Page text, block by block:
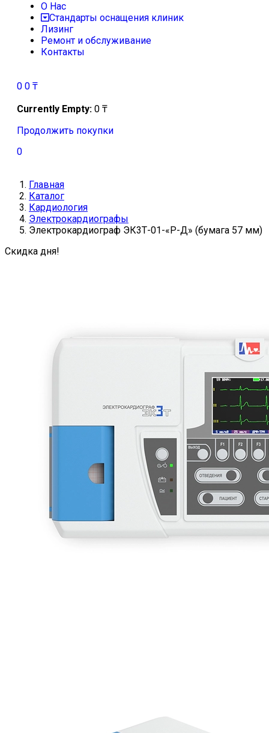
О Нас
Стандарты оснащения клиник
Лизинг
Ремонт и обслуживание
Контакты
0 0 ₸
Currently Empty: 0 ₸
Продолжить покупки
0
Главная
Каталог
Кардиология
Электрокардиографы
Электрокардиограф ЭК3Т-01-«Р-Д» (бумага 57 мм)
Скидка дня!